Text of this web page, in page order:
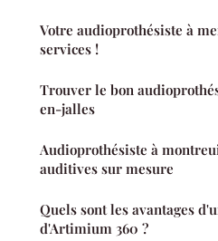
Votre audioprothésiste à
services !
Trouver le bon
en-jalles
Audioprothésiste à
auditives sur mesure
Quels sont les avantages
d'Artimium 360 ?